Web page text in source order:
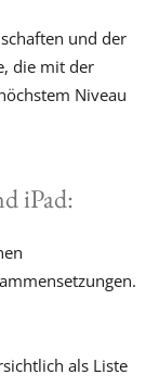
und der
die mit der
Niveau
iPad:
als Liste